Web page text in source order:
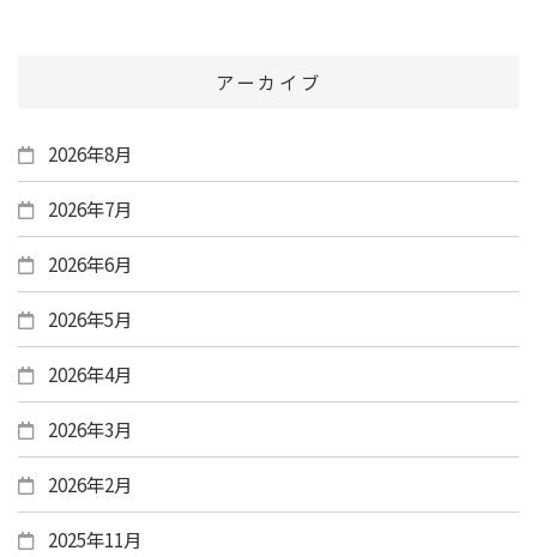
アーカイブ
2026年8月
2026年7月
2026年6月
2026年5月
2026年4月
2026年3月
2026年2月
2025年11月